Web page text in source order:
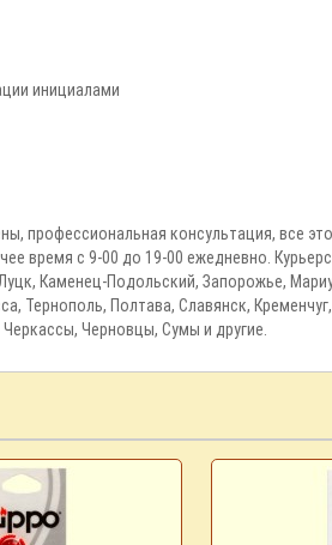
инициалами
профессиональная консультация, все
время с 9-00 до 19-00 ежедневно.
Каменец-Подольский, Запорожье,
Тернополь, Полтава, Славянск,
Черновцы, Сумы и другие.